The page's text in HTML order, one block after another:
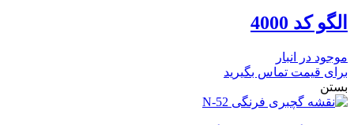
الگو کد 4000
موجود در انبار
برای قیمت تماس بگیرید
بستن